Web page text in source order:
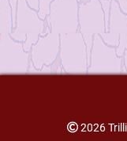
2026